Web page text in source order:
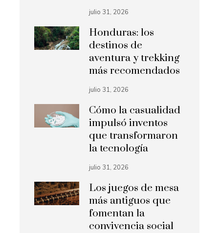
julio 31, 2026
Honduras: los
destinos de
aventura y trekking
más recomendados
julio 31, 2026
Cómo la casualidad
impulsó inventos
que transformaron
la tecnología
julio 31, 2026
Los juegos de mesa
más antiguos que
fomentan la
convivencia social